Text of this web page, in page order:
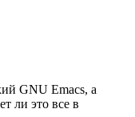
GNU Emacs, а
ли это все в